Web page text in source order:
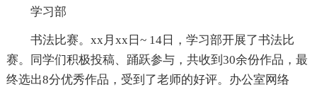
学习部
书法比赛。xx月xx日~ 14日，学习部开展了书法比
赛。同学们积极投稿、踊跃参与，共收到30余份作品，最
终选出8分优秀作品，受到了老师的好评。办公室网络